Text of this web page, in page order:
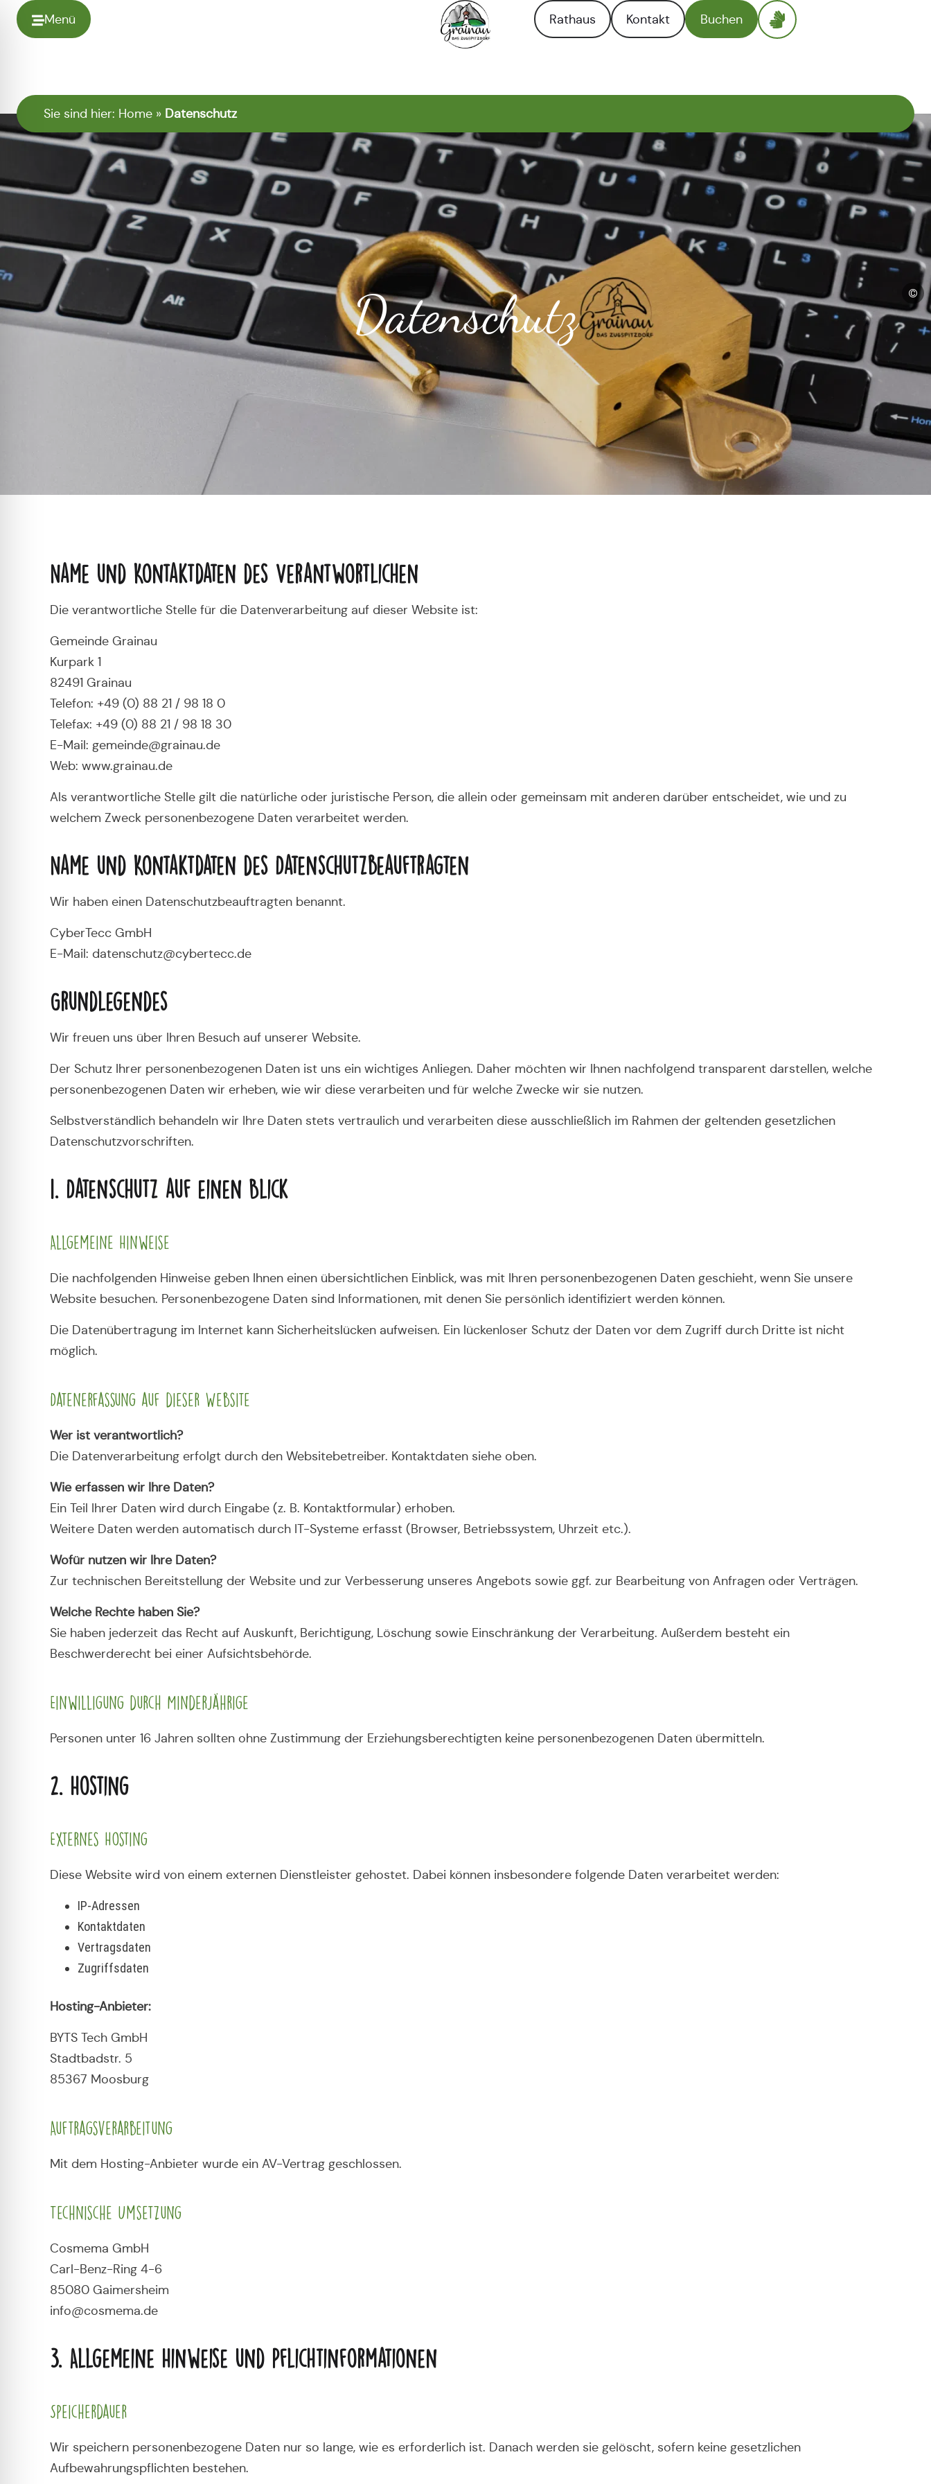
Menü Rathaus Kontakt Buchen
Sie sind hier: Home » Datenschutz
©
Datenschutz
Name und Kontaktdaten des Verantwortlichen
Die verantwortliche Stelle für die Datenverarbeitung auf dieser Website ist:
Gemeinde Grainau
Kurpark 1
82491 Grainau
Telefon: +49 (0) 88 21 / 98 18 0
Telefax: +49 (0) 88 21 / 98 18 30
E-Mail: gemeinde@grainau.de
Web: www.grainau.de
Als verantwortliche Stelle gilt die natürliche oder juristische Person, die allein oder gemeinsam mit anderen darüber entscheidet, wie und zu
welchem Zweck personenbezogene Daten verarbeitet werden.
Name und Kontaktdaten des Datenschutzbeauftragten
Wir haben einen Datenschutzbeauftragten benannt.
CyberTecc GmbH
E-Mail: datenschutz@cybertecc.de
Grundlegendes
Wir freuen uns über Ihren Besuch auf unserer Website.
Der Schutz Ihrer personenbezogenen Daten ist uns ein wichtiges Anliegen. Daher möchten wir Ihnen nachfolgend transparent darstellen, welche
personenbezogenen Daten wir erheben, wie wir diese verarbeiten und für welche Zwecke wir sie nutzen.
Selbstverständlich behandeln wir Ihre Daten stets vertraulich und verarbeiten diese ausschließlich im Rahmen der geltenden gesetzlichen
Datenschutzvorschriften.
1. Datenschutz auf einen Blick
Allgemeine Hinweise
Die nachfolgenden Hinweise geben Ihnen einen übersichtlichen Einblick, was mit Ihren personenbezogenen Daten geschieht, wenn Sie unsere
Website besuchen. Personenbezogene Daten sind Informationen, mit denen Sie persönlich identifiziert werden können.
Die Datenübertragung im Internet kann Sicherheitslücken aufweisen. Ein lückenloser Schutz der Daten vor dem Zugriff durch Dritte ist nicht
möglich.
Datenerfassung auf dieser Website
Wer ist verantwortlich?
Die Datenverarbeitung erfolgt durch den Websitebetreiber. Kontaktdaten siehe oben.
Wie erfassen wir Ihre Daten?
Ein Teil Ihrer Daten wird durch Eingabe (z. B. Kontaktformular) erhoben.
Weitere Daten werden automatisch durch IT-Systeme erfasst (Browser, Betriebssystem, Uhrzeit etc.).
Wofür nutzen wir Ihre Daten?
Zur technischen Bereitstellung der Website und zur Verbesserung unseres Angebots sowie ggf. zur Bearbeitung von Anfragen oder Verträgen.
Welche Rechte haben Sie?
Sie haben jederzeit das Recht auf Auskunft, Berichtigung, Löschung sowie Einschränkung der Verarbeitung. Außerdem besteht ein
Beschwerderecht bei einer Aufsichtsbehörde.
Einwilligung durch Minderjährige
Personen unter 16 Jahren sollten ohne Zustimmung der Erziehungsberechtigten keine personenbezogenen Daten übermitteln.
2. Hosting
Externes Hosting
Diese Website wird von einem externen Dienstleister gehostet. Dabei können insbesondere folgende Daten verarbeitet werden:
IP-Adressen
Kontaktdaten
Vertragsdaten
Zugriffsdaten
Hosting-Anbieter:
BYTS Tech GmbH
Stadtbadstr. 5
85367 Moosburg
Auftragsverarbeitung
Mit dem Hosting-Anbieter wurde ein AV-Vertrag geschlossen.
Technische Umsetzung
Cosmema GmbH
Carl-Benz-Ring 4-6
85080 Gaimersheim
info@cosmema.de
3. Allgemeine Hinweise und Pflichtinformationen
Speicherdauer
Wir speichern personenbezogene Daten nur so lange, wie es erforderlich ist. Danach werden sie gelöscht, sofern keine gesetzlichen
Aufbewahrungspflichten bestehen.